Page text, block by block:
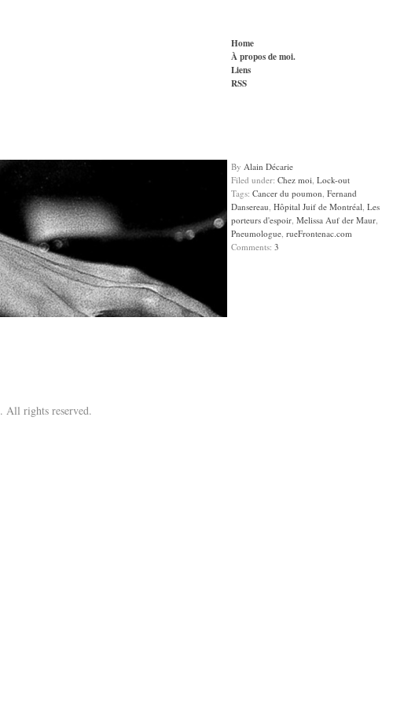
Home
À propos de moi.
Liens
RSS
By Alain Décarie
Filed under: Chez moi, Lock-out
Tags: Cancer du poumon, Fernand
Dansereau, Hôpital Juif de Montréal, Les
porteurs d'espoir, Melissa Auf der Maur,
Pneumologue, rueFrontenac.com
Comments: 3
. All rights reserved.